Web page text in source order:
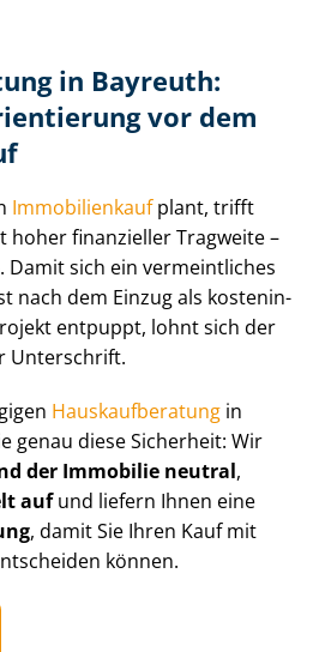
in Bayreuth:
vor dem
Immobilienkaufplant, trifft
hoher finanzieller Tragweite –
Damit sich ein vermeintliches
nach dem Einzug als kos­ten­in­
entpuppt, lohnt sich der
Unterschrift.
Haus­kauf­be­ra­tung in
genau diese Sicherheit: Wir
der Immobilie neutral,
aufund liefern Ihnen eine
, damit Sie Ihren Kauf mit
können.